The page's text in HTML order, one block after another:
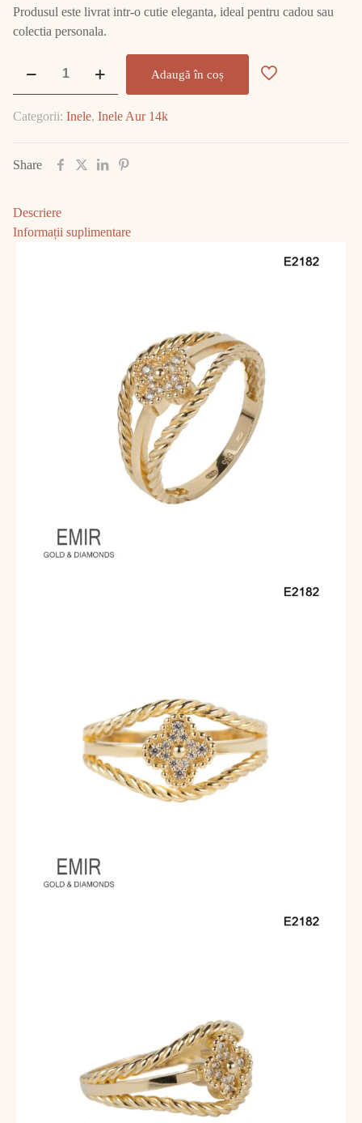
Produsul este livrat intr-o cutie eleganta, ideal pentru cadou sau
colectia personala.
2.74
E2182
Adaugă în coș
Categorii: Inele, Inele Aur 14k
Share
Descriere
Informații suplimentare